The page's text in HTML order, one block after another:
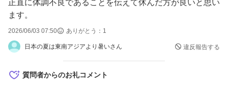
正直に体調不良であることを伝えて休んだ方が良いと思い
ます。
2026/06/03 07:50 ありがとう： 1
日本の夏は東南アジアより暑いさん 違反報告する
質問者からのお礼コメント